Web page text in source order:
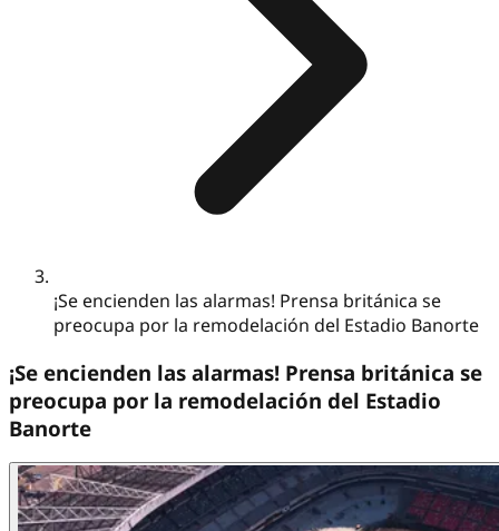
¡Se encienden las alarmas! Prensa británica se
preocupa por la remodelación del Estadio Banorte
¡Se encienden las alarmas! Prensa británica se
preocupa por la remodelación del Estadio
Banorte